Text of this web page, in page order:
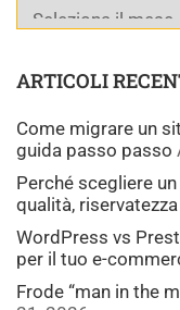
ARTICOLI
Come migrare un
guida passo passo
Perché scegliere
qualità,
WordPress vs
per il tuo e-
Frode “man in the